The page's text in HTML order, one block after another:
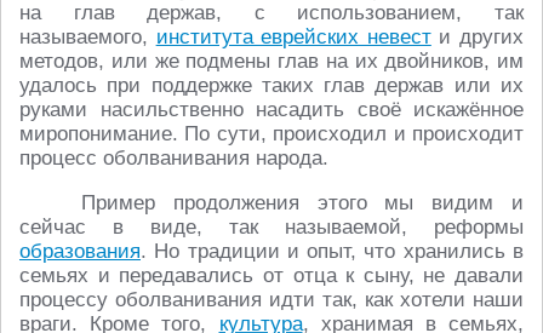
на глав держав, с использованием, так
называемого, института еврейских невести других
методов, или же подмены глав на их двойников, им
удалось при поддержке таких глав держав или их
руками насильственно насадить своё искажённое
миропонимание. По сути, происходил и происходит
процесс оболванивания народа.
Пример продолжения этого мы видим и
сейчас в виде, так называемой, реформы
образования. Но традиции и опыт, что хранились в
семьях и передавались от отца к сыну, не давали
процессу оболванивания идти так, как хотели наши
враги. Кроме того, культура, хранимая в семьях,